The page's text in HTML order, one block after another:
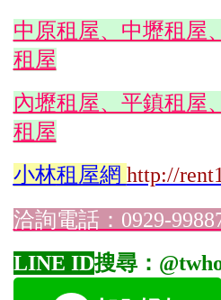
中原租屋、中壢租屋
租屋
內壢租屋、平鎮租屋
租屋
小林租屋網 http://
洽詢電話：0929-
LINE ID搜尋：